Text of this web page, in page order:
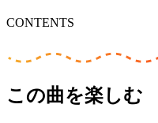
CONTENTS
この曲を楽しむ